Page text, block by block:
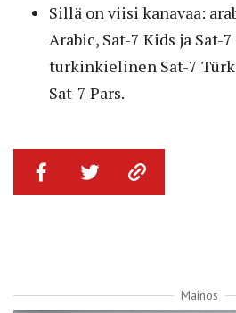
Sillä on viisi kanavaa:
Arabic, Sat-7 Kids ja Sat-
turkinkielinen Sat-7
Sat-7 Pars.
Mainos